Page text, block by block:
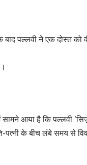
बाद पल्लवी ने एक दोस्त को
आया है कि पल्लवी
के बीच लंबे समय से